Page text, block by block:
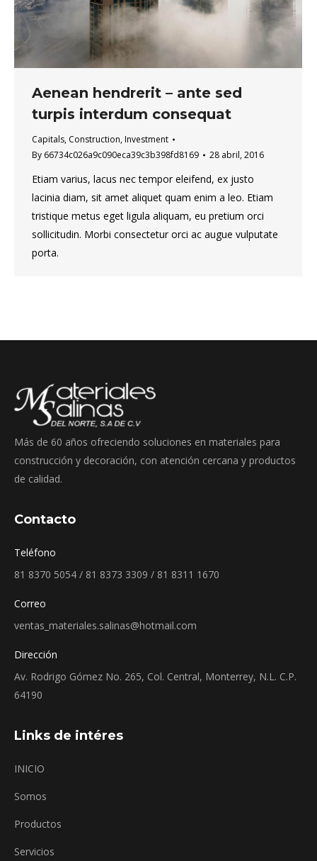
Aenean hendrerit – ante sed
turpis interdum consequat
Capitals, Construction, Investment
By 66734c026a9c090eca39c3b398fd8169 28 abril, 2016
Etiam varius, lacus nec tempor eleifend, ex justo
lacinia diam, sit amet aliquet quam enim a leo. Etiam
tristique metus eget ligula aliquam, eu pretium orci
sollicitudin. Morbi consectetur orci ac augue vulputate
porta.
Más de 60 años ofreciendo soluciones en materiales para
construcción y decoración, con atención cercana y productos
de calidad.
Contacto
Teléfono
81 8370 5054 / 81 8373 3309 / 81 8311 1670
Correo
ventas_materiales.salinas@hotmail.com
Dirección
Av. Rodrigo Gómez No. 265, Col. Central, Monterrey, N.L. C.P.
64190
Links de intéres
INICIO
Somos
Productos
Servicios